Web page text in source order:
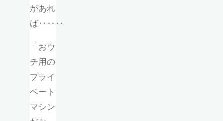
があれ
ば‥‥‥
「おウ
チ用の
プライ
ベート
マシン